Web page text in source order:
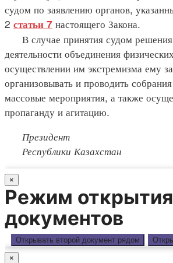
судом по заявлению органов,
2 статьи 7 настоящего Закона.
В случае принятия судом
деятельности объединения
осуществлении им экстремизма ему
организовывать и проводить
массовые мероприятия, а также
пропаганду и агитацию.
Президент
Республики Казахстан
×
Режим открытия
документов
Открывать второй документ рядом
×